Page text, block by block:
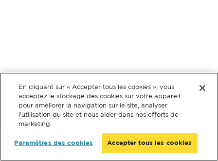
En cliquant sur « Accepter tous les cookies », vous
acceptez le stockage des cookies sur votre appareil
pour améliorer la navigation sur le site, analyser
l’utilisation du site et nous aider dans nos efforts de
marketing.
Paramètres des cookies Accepter tous les cookies